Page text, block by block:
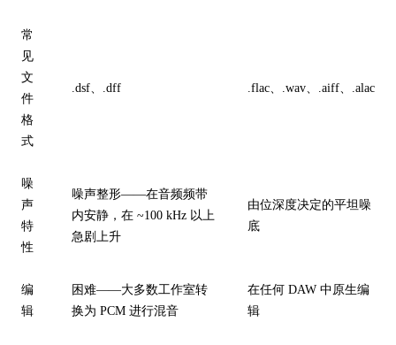
常
见
文
件
格
式
.dsf、.dff .flac、.wav、.aiff、.alac
噪
声
特
性
噪声整形——在音频频带
内安静，在 ~100 kHz 以上
急剧上升
由位深度决定的平坦噪
底
编
辑
困难——大多数工作室转
换为 PCM 进行混音
在任何 DAW 中原生编
辑